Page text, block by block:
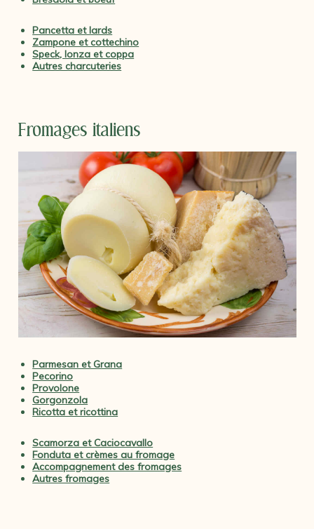
Pancetta et lards
Zampone et cottechino
Speck, lonza et coppa
Autres charcuteries
Fromages italiens
Parmesan et Grana
Pecorino
Provolone
Gorgonzola
Ricotta et ricottina
Scamorza et Caciocavallo
Fonduta et crèmes au fromage
Accompagnement des fromages
Autres fromages